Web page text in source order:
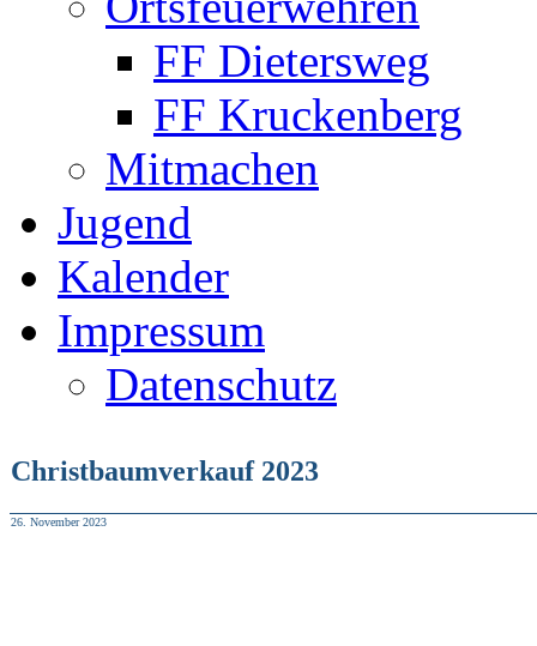
FF Dietersweg
FF Kruckenberg
Mitmachen
Jugend
Kalender
Impressum
Datenschutz
Christbaumverkauf 2023
26. November 2023